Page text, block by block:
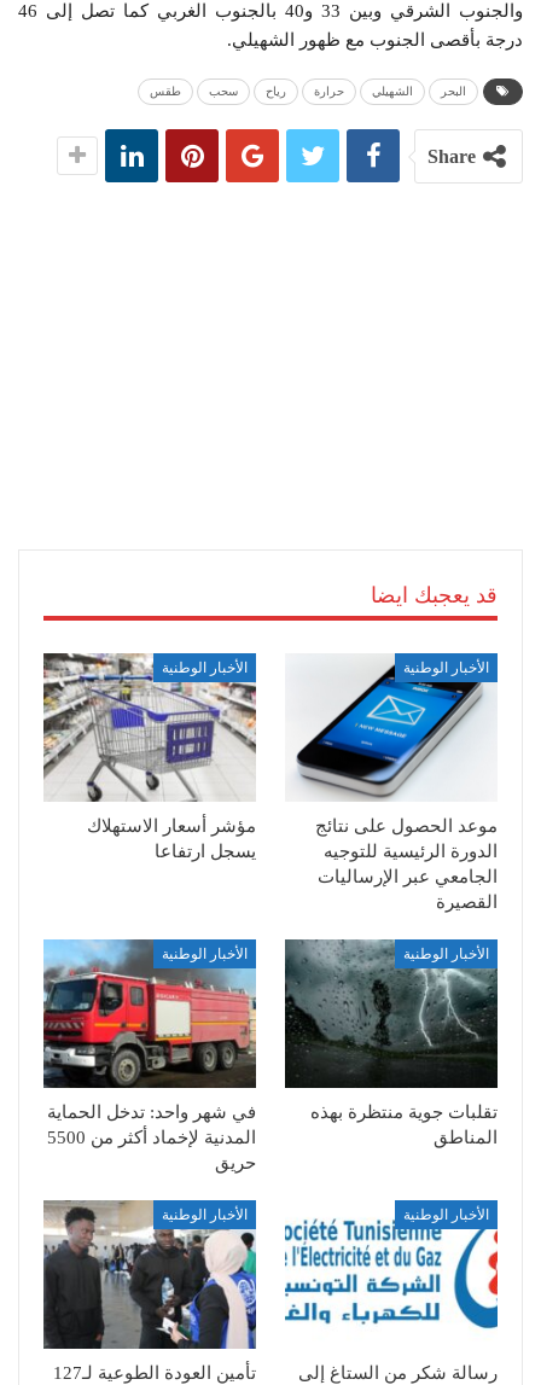
والجنوب الشرقي وبين 33 و40 بالجنوب الغربي كما تصل إلى 46
درجة بأقصى الجنوب مع ظهور الشهيلي.
البحر الشهيلي حرارة رياح سحب طقس
Share
قد يعجبك ايضا
الأخبار الوطنية
موعد الحصول على نتائج
الدورة الرئيسية للتوجيه
الجامعي عبر الإرساليات
القصيرة
الأخبار الوطنية
مؤشر أسعار الاستهلاك
يسجل ارتفاعا
الأخبار الوطنية
تقلبات جوية منتظرة بهذه
المناطق
الأخبار الوطنية
في شهر واحد: تدخل الحماية
المدنية لإخماد أكثر من 5500
حريق
الأخبار الوطنية
رسالة شكر من الستاغ إلى
الأخبار الوطنية
تأمين العودة الطوعية لـ127